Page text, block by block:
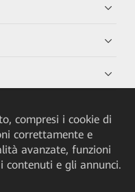
compresi i cookie di
correttamente e
avanzate, funzioni
contenuti e gli annunci.